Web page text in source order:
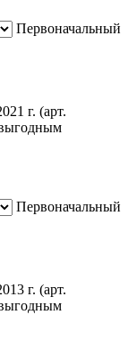
Первоначальный
Первоначальный